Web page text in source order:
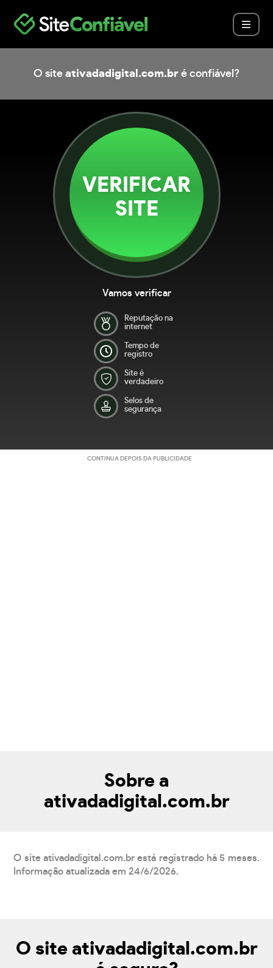
O site ativadadigital.com.br é confiável?
VERIFICAR
SITE
Vamos verificar
Reputação na
internet
Tempo de
registro
Site é
verdadeiro
Selos de
segurança
CONTINUA DEPOIS DA PUBLICIDADE
Sobre a
ativadadigital.com.br
O site ativadadigital.com.br está registrado há 5 meses.
Informação atualizada em 24/6/2026.
O site ativadadigital.com.br